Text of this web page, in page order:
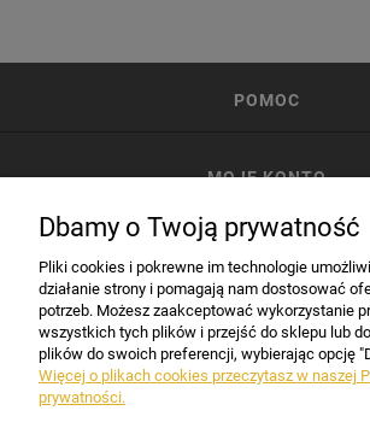
POMOC
MOJE KONTO
INFORMACJE
Dbamy o Twoją prywatność
Pliki cookies i pokrewne im technologie
działanie strony i pomagają nam dostosować
potrzeb. Możesz zaakceptować wykorzystanie
wszystkich tych plików i przejść do sklepu lub
plików do swoich preferencji, wybierając opcję
Więcej o plikach cookies przeczytasz w naszej
prywatności.